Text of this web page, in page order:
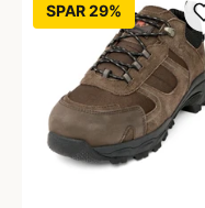
SPAR 29%